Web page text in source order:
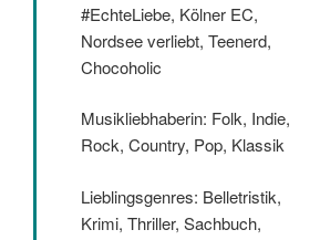
#EchteLiebe, Kölner EC,
Nordsee verliebt, Teenerd,
Chocoholic
Musikliebhaberin: Folk, Indie,
Rock, Country, Pop, Klassik
Lieblingsgenres: Belletristik,
Krimi, Thriller, Sachbuch,